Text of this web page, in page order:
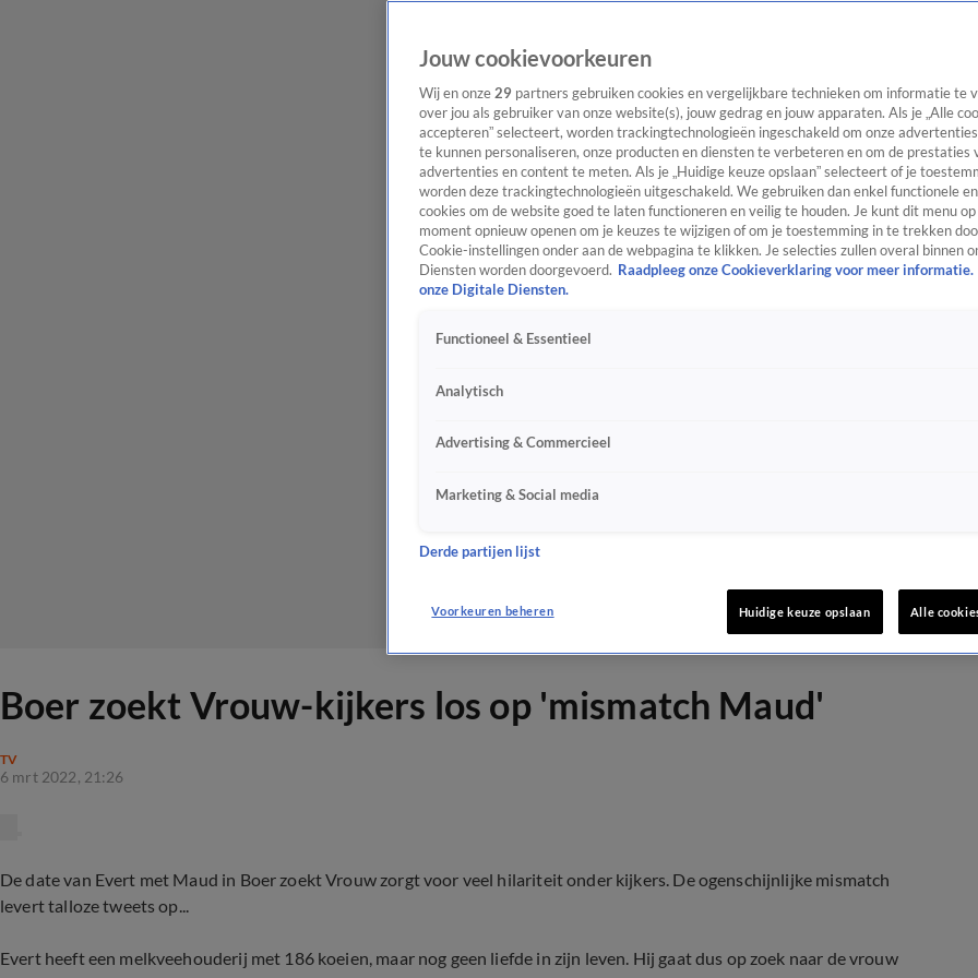
Boer zoekt Vrouw-kijkers los op 'mismatch Maud'
TV
6 mrt 2022, 21:26
De date van Evert met Maud in Boer zoekt Vrouw zorgt voor veel hilariteit onder kijkers. De ogenschijnlijke mismatch
levert talloze tweets op...
Evert heeft een melkveehouderij met 186 koeien, maar nog geen liefde in zijn leven. Hij gaat dus op zoek naar de vrouw
Jouw cookievoorkeuren
Wij en onze 29 partners gebruiken cookies en vergelijkbare technieken om informatie te
over jou als gebruiker van onze website(s), jouw gedrag en jouw apparaten. Als je „Alle
accepteren” selecteert, worden trackingtechnologieën ingeschakeld om onze
te kunnen personaliseren, onze producten en diensten te verbeteren en om de prestaties
advertenties en content te meten. Als je „Huidige keuze opslaan” selecteert of je
worden deze trackingtechnologieën uitgeschakeld. We gebruiken dan enkel functionele
cookies om de website goed te laten functioneren en veilig te houden. Je kunt dit menu
moment opnieuw openen om je keuzes te wijzigen of om je toestemming in te trekken
Cookie-instellingen onder aan de webpagina te klikken. Je selecties zullen overal binnen
Diensten worden doorgevoerd. Raadpleeg onze Cookieverklaring voor meer informatie.
onze Digitale Diensten.
Functioneel & Essentieel
Analytisch
Advertising & Commercieel
Marketing & Social media
Derde partijen lijst
Voorkeuren beheren Huidige keuze opslaan Alle